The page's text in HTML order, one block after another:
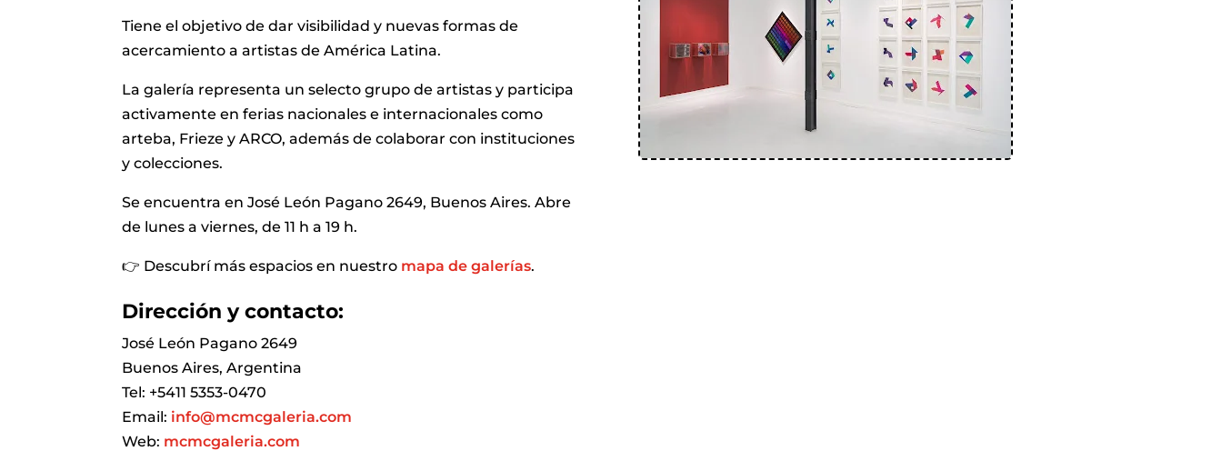
Tiene el objetivo de dar visibilidad y nuevas formas de
acercamiento a artistas de América Latina.
La galería representa un selecto grupo de artistas y participa
activamente en ferias nacionales e internacionales como
arteba, Frieze y ARCO, además de colaborar con instituciones
y colecciones.
Se encuentra en José León Pagano 2649, Buenos Aires. Abre
de lunes a viernes, de 11 h a 19 h.
👉 Descubrí más espacios en nuestro mapa de galerías.
Dirección y contacto:
José León Pagano 2649
Buenos Aires, Argentina
Tel: +5411 5353-0470
Email: info@mcmcgaleria.com
Web: mcmcgaleria.com